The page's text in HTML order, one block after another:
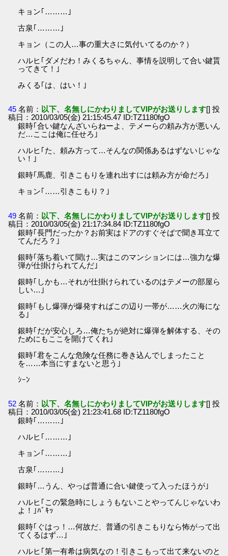
キョン｢………｣
古泉｢………｣
キョン（この人…事の重大さに気付いてるのか？）
ハルヒ｢ダメだわ！みくるちゃん、事情を説明して合い鍵貰
ってきて！｣
みくる｢は、はい！｣
45 名前： 以下、名無しにかわりましてVIPがお送りします[] 投
稿日：2010/03/05(金) 21:15:45.47 ID:TZ1180fgO
銀時｢合い鍵なんざいらねーよ、テメーらの頼み方が悪いん
だ…ここは俺に任せろ｣
ハルヒ｢た、頼み方って…そんなの関係あるはずないじゃな
い！｣
銀時｢馬鹿、引きこもりを連れ出すには頼み方が命だろ｣
キョン｢……引きこもり？｣
49 名前： 以下、名無しにかわりましてVIPがお送りします[] 投
稿日：2010/03/05(金) 21:17:34.84 ID:TZ1180fgO
銀時｢長門だったか？お前実はドアのすぐそばで聞き耳立て
てんだろ？｣
銀時｢落ち着いて聞け…実はこのマンションには…強力な爆
弾が仕掛けられてんだ｣
銀時｢しかも…それが仕掛けられているのはテメーの部屋ら
しい…｣
銀時｢もし爆弾が爆発すればこの辺り一帯が……火の海にな
る｣
銀時｢だが安心しろ…俺たちが絶対に爆弾を解体する、その
ためにもここを開けてくれ｣
銀時｢君をこんな危険な任務に巻き込んでしまったこと
を……本当にすまないと思う｣
ｼｰﾝ
52 名前： 以下、名無しにかわりましてVIPがお送りします[] 投
稿日：2010/03/05(金) 21:23:41.68 ID:TZ1180fgO
銀時｢………｣
ハルヒ｢………｣
キョン｢………｣
古泉｢………｣
銀時｢…うん、やっぱ普通に合い鍵使って入ったほうが｣
ハルヒ｢この緊急時にしょうもないことやってんじゃないわ
よ！｣ﾊﾞｷｯ
銀時｢ぐはっ！…何故だ、普通の引きこもりなら怖がって出
てくるはず…｣
ハルヒ｢第一有希は病気なの！引きこもって出て来ないのと